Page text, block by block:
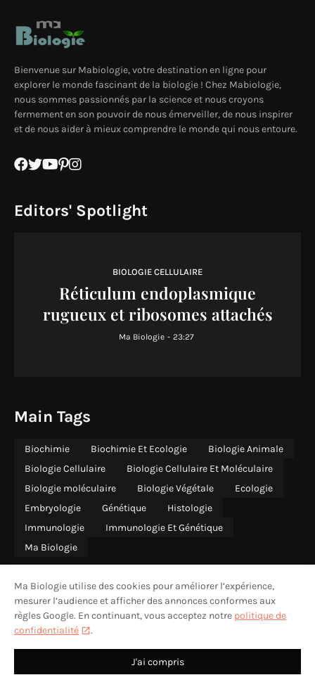
Bienvenue sur Mabiologie, votre destination en ligne pour
explorer le monde fascinant de la biologie ! Chez Mabiologie,
nous sommes passionnés par la science et nous croyons
fermement en son pouvoir de nous émerveiller, de nous inspirer
et de nous aider à mieux comprendre le monde qui nous entoure.
Editors' Spotlight
BIOLOGIE CELLULAIRE
Réticulum endoplasmique
rugueux et ribosomes attachés
Ma Biologie - 23:27
Main Tags
Biochimie Biochimie Et Ecologie
Biologie Animale
Biologie Cellulaire
Biologie Cellulaire Et Moléculaire
Biologie moléculaire
Biologie Végétale
Ecologie
Embryologie
Génétique
Histologie
Immunologie
Immunologie Et Génétique
Ma Biologie
DESIGN BY - MA BIOLOGIE
ACCUEILQUI SOMMES-NOUSCONTACTCONFIDENTIALITÉ
MENTIONS LÉGALES
Ma Biologie utilise des cookies pour améliorer l’expérience,
mesurer l’audience et afficher des annonces conformes aux
règles Google. En continuant, vous acceptez notre politique de
confidentialité
.
J'ai compris